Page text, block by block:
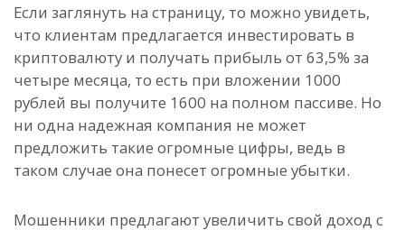
Если заглянуть на страницу, то можно увидеть,
что клиентам предлагается инвестировать в
криптовалюту и получать прибыль от 63,5% за
четыре месяца, то есть при вложении 1000
рублей вы получите 1600 на полном пассиве. Но
ни одна надежная компания не может
предложить такие огромные цифры, ведь в
таком случае она понесет огромные убытки.
Мошенники предлагают увеличить свой доход с